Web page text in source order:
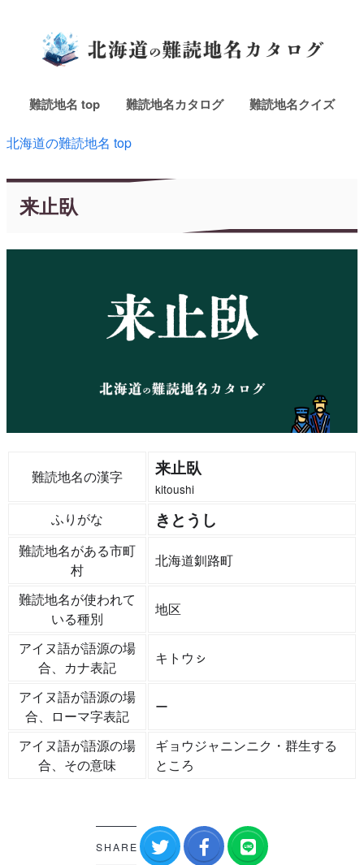
難読地名 top 難読地名カタログ 難読地名クイズ
北海道の難読地名 top
来止臥
難読地名の漢字 来止臥
kitoushi
ふりがな きとうし
難読地名がある市町
村
北海道釧路町
難読地名が使われて
いる種別
地区
アイヌ語が語源の場
合、カナ表記
キトウㇱ
アイヌ語が語源の場
合、ローマ字表記
ー
アイヌ語が語源の場
合、その意味
ギョウジャニンニク・群生する
ところ
SHARE